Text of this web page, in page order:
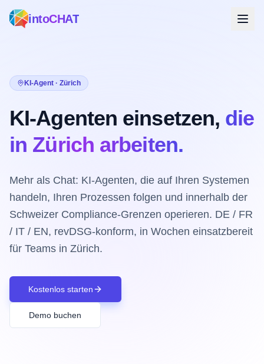
intoCHAT
KI-Agent · Zürich
KI-Agenten einsetzen, die
in Zürich arbeiten.
Mehr als Chat: KI-Agenten, die auf Ihren Systemen
handeln, Ihren Prozessen folgen und innerhalb der
Schweizer Compliance-Grenzen operieren. DE / FR
/ IT / EN, revDSG-konform, in Wochen einsatzbereit
für Teams in Zürich.
Kostenlos starten
Demo buchen